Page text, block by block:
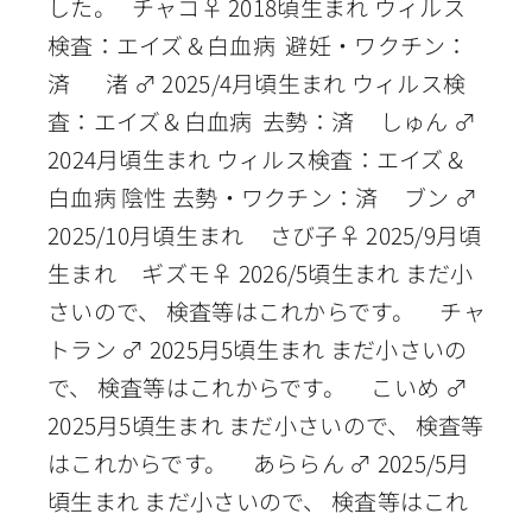
した。 チャコ♀ 2018頃生まれ ウィルス
検査：エイズ＆白血病 避妊・ワクチン：
済 渚 ♂ 2025/4月頃生まれ ウィルス検
査：エイズ＆白血病 去勢：済 しゅん ♂
2024月頃生まれ ウィルス検査：エイズ＆
白血病 陰性 去勢・ワクチン：済 ブン ♂
2025/10月頃生まれ さび子♀ 2025/9月頃
生まれ ギズモ♀ 2026/5頃生まれ まだ小
さいので、 検査等はこれからです。 チャ
トラン ♂ 2025月5頃生まれ まだ小さいの
で、 検査等はこれからです。 こいめ ♂
2025月5頃生まれ まだ小さいので、 検査等
はこれからです。 あららん ♂ 2025/5月
頃生まれ まだ小さいので、 検査等はこれ